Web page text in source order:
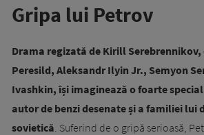
Gripa lui Petrov
Drama regizată de Kirill Serebrennikov,
Peresild, Aleksandr Ilyin Jr., Semyon
Ivashkin, își imaginează o foarte
autor de benzi desenate și a familiei lui
sovietică . Suferind de o gripă serioasă,